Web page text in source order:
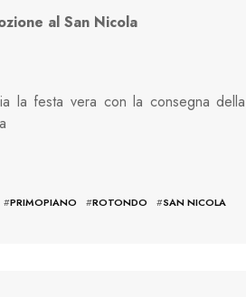
al San Nicola
la festa vera con la consegna della
#PRIMOPIANO #ROTONDO #SAN NICOLA